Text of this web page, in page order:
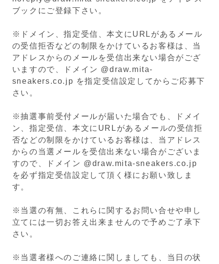
ブックにご登録下さい。
※ドメイン、指定受信、本文にURLがあるメール
の受信拒否などの制限をかけているお客様は、当
アドレスからのメールを受信出来ない場合がござ
いますので、ドメイン @draw.mita-
sneakers.co.jp を指定受信設定してからご応募下
さい。
※抽選事前受付メールが届いた場合でも、ドメイ
ン、指定受信、本文にURLがあるメールの受信拒
否などの制限をかけているお客様は、当アドレス
からの当選メールを受信出来ない場合がございま
すので、ドメイン @draw.mita-sneakers.co.jp
を必ず指定受信設定して頂く様にお願い致しま
す。
※当選の有無、これらに関するお問い合せや申し
立てには一切お答え出来ませんので予めご了承下
さい。
※当選者様へのご連絡に関しましても、当日の状